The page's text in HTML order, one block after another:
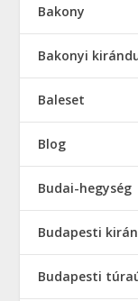
Bakony
Bakonyi
Baleset
Blog
Budai-hegység
Budapesti
Budapesti